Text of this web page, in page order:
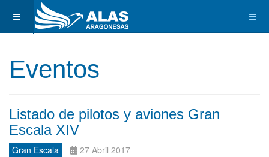
Eventos
Listado de pilotos y aviones Gran
Escala XIV
Gran Escala
27 Abril 2017